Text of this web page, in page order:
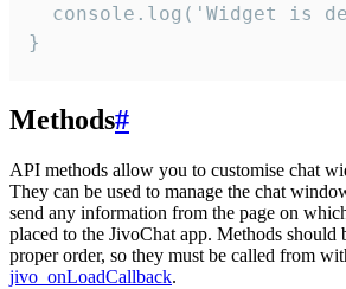
console.log('Widget is
}
Methods#
API methods allow you to customise chat
They can be used to manage the chat
send any information from the page on
placed to the JivoChat app. Methods should
proper order, so they must be called from
jivo_onLoadCallback.